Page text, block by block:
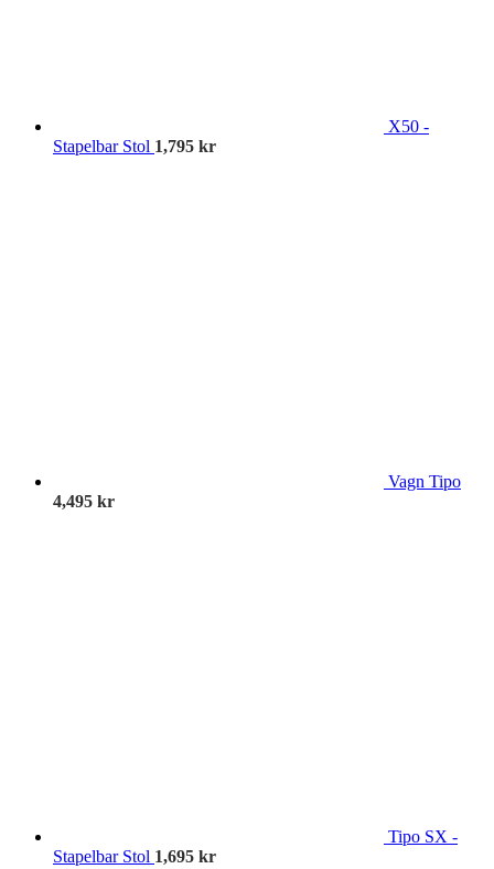
X50 -
Stapelbar Stol 1,795 kr
Vagn Tipo
4,495 kr
Tipo SX -
Stapelbar Stol 1,695 kr